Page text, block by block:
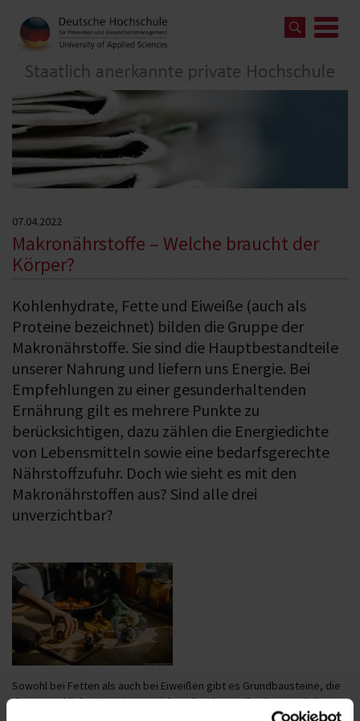
07.04.2022
Makronährstoffe – Welche braucht der
Körper?
Kohlenhydrate, Fette und Eiweiße (auch als
Proteine bezeichnet) bilden die Gruppe der
Makronährstoffe. Sie sind die Hauptbestandteile
unserer Nahrung und liefern uns Energie. Bei
Empfehlungen zu einer gesunderhaltenden
Ernährung gilt es mehrere Punkte zu
berücksichtigen, dazu zählen die Energiedichte
von Lebensmitteln sowie eine bedarfsgerechte
Nährstoffzufuhr. Doch wie sieht es mit den
Makronährstoffen aus? Sind alle drei
unverzichtbar?
Sowohl bei Fetten als auch bei Eiweißen gibt es Grundbausteine, die
der menschliche Organismus nicht selbst herstellen kann und die
Fettensind das